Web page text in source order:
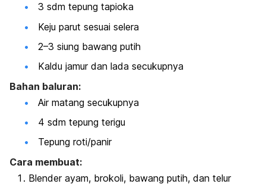
3 sdm tepung tapioka
Keju parut sesuai selera
2–3 siung bawang putih
Kaldu jamur dan lada secukupnya
Bahan baluran:
Air matang secukupnya
4 sdm tepung terigu
Tepung roti/panir
Cara membuat:
Blender ayam, brokoli, bawang putih, dan telur